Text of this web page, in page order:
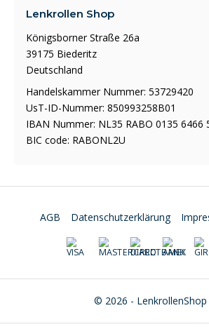
Lenkrollen Shop
Königsborner Straße 26a
39175 Biederitz
Deutschland
Handelskammer Nummer: 53729420
UsT-ID-Nummer: 850993258B01
IBAN Nummer: NL35 RABO 0135 6466
BIC code: RABONL2U
© 2026 - LenkrollenShop
AGB Datenschutzerklärung